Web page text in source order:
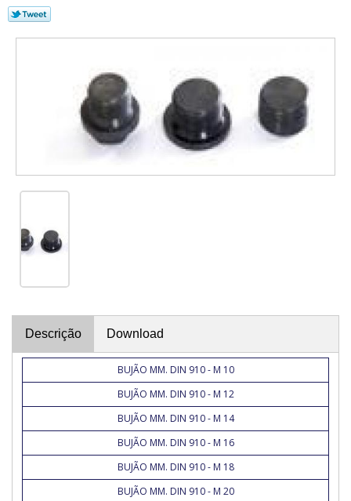
Descrição Download
BUJÃO MM. DIN 910 - M 10
BUJÃO MM. DIN 910 - M 12
BUJÃO MM. DIN 910 - M 14
BUJÃO MM. DIN 910 - M 16
BUJÃO MM. DIN 910 - M 18
BUJÃO MM. DIN 910 - M 20